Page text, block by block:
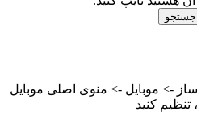
جستجو
-> موبایل -> منوی اصلی موبایل
کنید